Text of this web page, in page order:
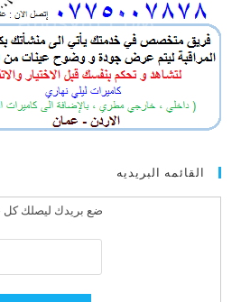
القائمه البريديه
ضع بريدك ليصلك كل